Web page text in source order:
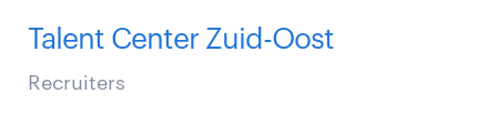
Talent Center Zuid-Oost
Recruiters